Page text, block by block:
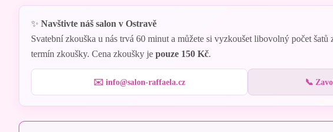
✨ Navštivte náš salon v Ostravě
Svatební zkouška u nás trvá 60 minut a můžete si vyzkoušet libovolný počet
termín zkoušky. Cena zkoušky je pouze 150 Kč.
✉️ info@salon-raffaela.cz 📞